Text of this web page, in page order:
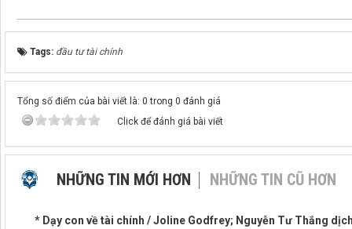
Tags: đầu tư tài chính
Tổng số điểm của bài viết là: 0 trong 0 đánh giá
Click để đánh giá bài viết
NHỮNG TIN MỚI HƠN NHỮNG TIN CŨ HƠN
* Dạy con về tài chính / Joline Godfrey; Nguyễn Tư Thắng